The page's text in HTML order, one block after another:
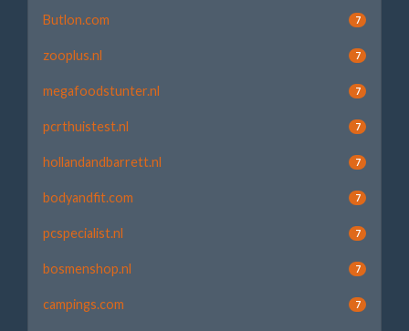
Butlon.com 7
zooplus.nl 7
megafoodstunter.nl 7
pcrthuistest.nl 7
hollandandbarrett.nl 7
bodyandfit.com 7
pcspecialist.nl 7
bosmenshop.nl 7
campings.com 7